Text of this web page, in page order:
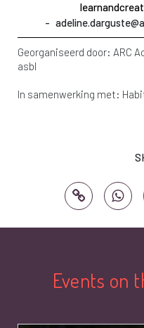
Georganiseerd door: ARC
asbl
In samenwerking met:
Events on